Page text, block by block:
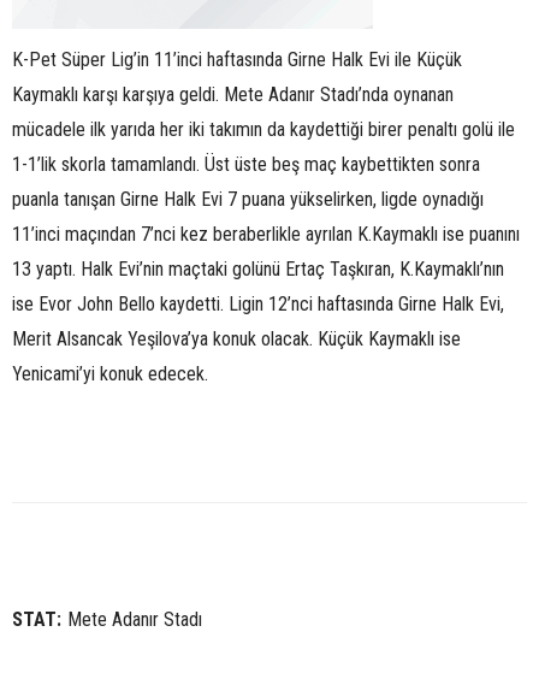
K-Pet Süper Lig’in 11’inci haftasında Girne Halk Evi ile Küçük
Kaymaklı karşı karşıya geldi. Mete Adanır Stadı’nda oynanan
mücadele ilk yarıda her iki takımın da kaydettiği birer penaltı golü ile
1-1’lik skorla tamamlandı. Üst üste beş maç kaybettikten sonra
puanla tanışan Girne Halk Evi 7 puana yükselirken, ligde oynadığı
11’inci maçından 7’nci kez beraberlikle ayrılan K.Kaymaklı ise puanını
13 yaptı. Halk Evi’nin maçtaki golünü Ertaç Taşkıran, K.Kaymaklı’nın
ise Evor John Bello kaydetti. Ligin 12’nci haftasında Girne Halk Evi,
Merit Alsancak Yeşilova’ya konuk olacak. Küçük Kaymaklı ise
Yenicami’yi konuk edecek.
STAT: Mete Adanır Stadı